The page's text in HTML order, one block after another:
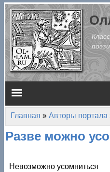
Перейти к основному
Главное меню
Вы здесь
Главная » Авторы портала
Разве можно
Невозможно усомниться